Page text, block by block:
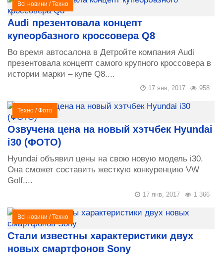
Всі новини /Техно
Audi презентовала концепт
купеорбазного кроссовера Q8
Во время автосалона в Детройте компания Audi
презентовала концепт самого крупного кроссовера в
истории марки – купе Q8....
958
17 янв, 2017
Техно /Фото
Озвучена цена на новый хэтчбек Hyundai
i30 (ФОТО)
Hyundai объявил цены на свою новую модель i30.
Она сможет составить жесткую конкуренцию VW
Golf....
1 366
17 янв, 2017
Всі новини /Техно
Стали известны характеристики двух
новых смартфонов Sony